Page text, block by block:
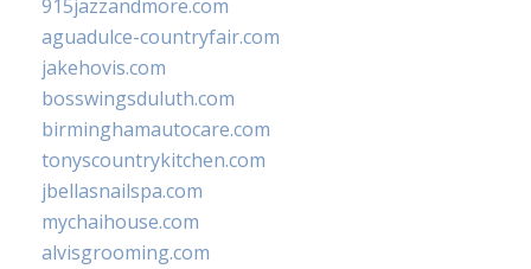
915jazzandmore.com
aguadulce-countryfair.com
jakehovis.com
bosswingsduluth.com
birminghamautocare.com
tonyscountrykitchen.com
jbellasnailspa.com
mychaihouse.com
alvisgrooming.com